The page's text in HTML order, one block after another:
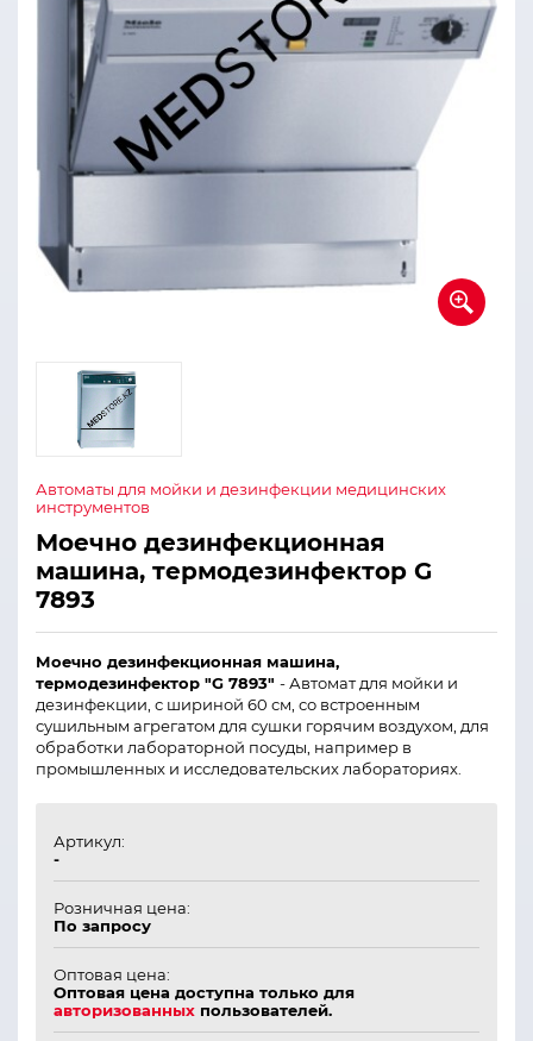
Автоматы для мойки и дезинфекции медицинских
инструментов
Моечно дезинфекционная
машина, термодезинфектор G
7893
Моечно дезинфекционная машина,
термодезинфектор "G 7893" - Автомат для мойки и
дезинфекции, с шириной 60 см, со встроенным
сушильным агрегатом для сушки горячим воздухом, для
обработки лабораторной посуды, например в
промышленных и исследовательских лабораториях.
Артикул:
-
Розничная цена:
По запросу
Оптовая цена:
Оптовая цена доступна только для
авторизованных пользователей.